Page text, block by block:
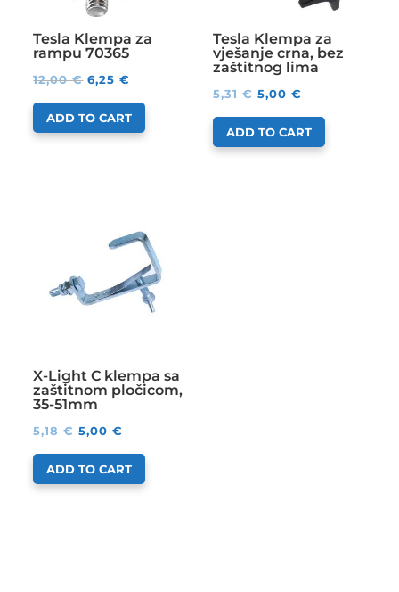
Tesla Klempa za
rampu 70365
12,00€ 6,25€
ADD TO CART
Tesla Klempa za
vješanje crna, bez
zaštitnog lima
5,31€ 5,00 €
ADD TO CART
X-Light C klempa sa
zaštitnom pločicom,
35-51mm
5,18€ 5,00€
ADD TO CART